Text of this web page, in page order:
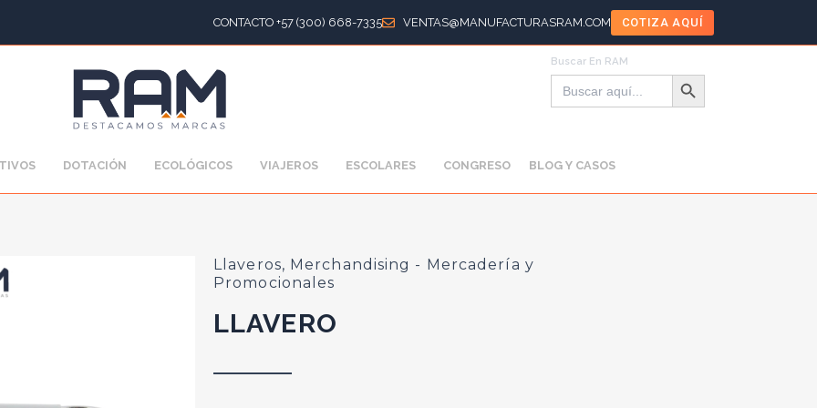
CONTACTO +57 (300) 668-7335 VENTAS@MANUFACTURASRAM.COM COTIZA AQUÍ
Buscar En RAM
Buscar: Botón de búsqueda
DOTACIÓN ECOLÓGICOS VIAJEROS ESCOLARES CONGRESO BLOG Y CASOS
Llaveros, Merchandising - Mercadería y
Promocionales
LLAVERO